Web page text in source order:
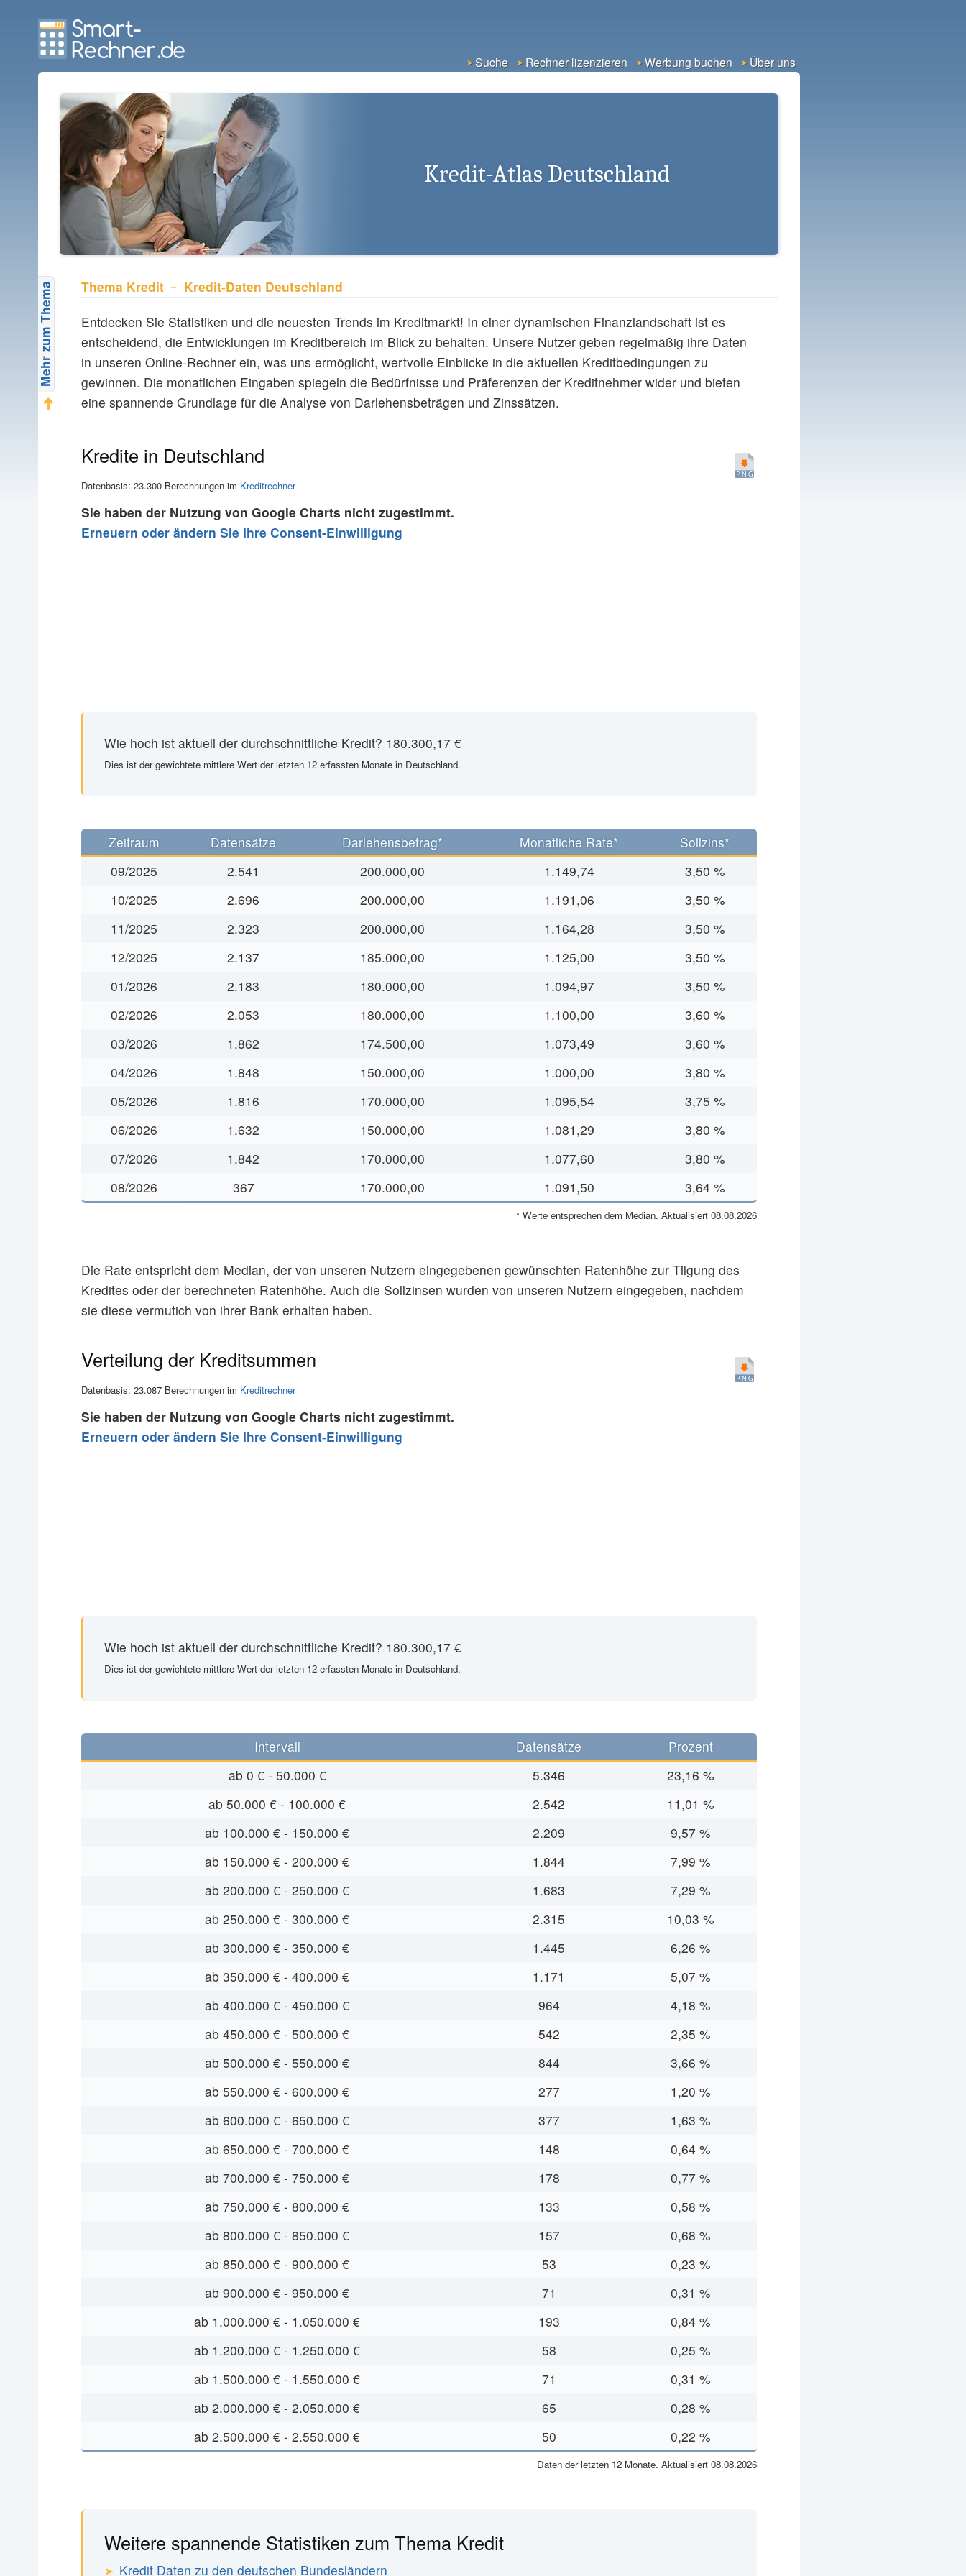
Über uns
Werbung buchen
Rechner lizenzieren
Suche
Mehr zum Thema
Kreditrechner
Beispiel Kredit
Fachliche Beratung
Ratgeber
Tilgungsrechner
Darlehensrechner
Autokreditrechner
Nutzerfragen
Suche
Alle Smart-Rechner
➜
Kredit-Atlas Deutschland
Thema Kredit ﹣ Kredit-Daten Deutschland
Entdecken Sie Statistiken und die neuesten Trends im Kreditmarkt! In einer dynamischen Finanzlandschaft ist es
entscheidend, die Entwicklungen im Kreditbereich im Blick zu behalten. Unsere Nutzer geben regelmäßig ihre Daten
in unseren Online-Rechner ein, was uns ermöglicht, wertvolle Einblicke in die aktuellen Kreditbedingungen zu
gewinnen. Die monatlichen Eingaben spiegeln die Bedürfnisse und Präferenzen der Kreditnehmer wider und bieten
eine spannende Grundlage für die Analyse von Darlehensbeträgen und Zinssätzen.
Kredite in Deutschland
Datenbasis: 23.300 Berechnungen im Kreditrechner
Sie haben der Nutzung von Google Charts nicht zugestimmt.
Erneuern oder ändern Sie Ihre Consent-Einwilligung
Wie hoch ist aktuell der durchschnittliche Kredit? 180.300,17 €
Dies ist der gewichtete mittlere Wert der letzten 12 erfassten Monate in Deutschland.
Zeitraum Datensätze Darlehensbetrag* Monatliche Rate*
Sollzins*
09/2025
2.541 200.000,00 1.149,74
3,50 %
10/2025
2.696 200.000,00 1.191,06
3,50 %
11/2025
2.323 200.000,00 1.164,28
3,50 %
12/2025
2.137 185.000,00 1.125,00
3,50 %
01/2026
2.183 180.000,00 1.094,97
3,50 %
02/2026
2.053 180.000,00 1.100,00
3,60 %
03/2026
1.862 174.500,00 1.073,49
3,60 %
04/2026
1.848 150.000,00 1.000,00
3,80 %
05/2026
1.816 170.000,00 1.095,54
3,75 %
06/2026
1.632 150.000,00 1.081,29
3,80 %
07/2026
1.842 170.000,00 1.077,60
3,80 %
08/2026
367 170.000,00 1.091,50 3,64 %
* Werte entsprechen dem Median. Aktualisiert 08.08.2026
Die Rate entspricht dem Median, der von unseren Nutzern eingegebenen gewünschten Ratenhöhe zur Tilgung des
Kredites oder der berechneten Ratenhöhe. Auch die Sollzinsen wurden von unseren Nutzern eingegeben, nachdem
sie diese vermutich von ihrer Bank erhalten haben.
Verteilung der Kreditsummen
Datenbasis: 23.087 Berechnungen im Kreditrechner
Sie haben der Nutzung von Google Charts nicht zugestimmt.
Erneuern oder ändern Sie Ihre Consent-Einwilligung
Wie hoch ist aktuell der durchschnittliche Kredit? 180.300,17 €
Dies ist der gewichtete mittlere Wert der letzten 12 erfassten Monate in Deutschland.
Intervall Datensätze
Prozent
ab 0 € - 50.000 €
5.346
23,16 %
ab 50.000 € - 100.000 €
2.542
11,01 %
ab 100.000 € - 150.000 €
2.209
9,57 %
ab 150.000 € - 200.000 €
1.844
7,99 %
ab 200.000 € - 250.000 €
1.683
7,29 %
ab 250.000 € - 300.000 €
2.315
10,03 %
ab 300.000 € - 350.000 €
1.445
6,26 %
ab 350.000 € - 400.000 €
1.171
5,07 %
ab 400.000 € - 450.000 €
964
4,18 %
ab 450.000 € - 500.000 €
542
2,35 %
ab 500.000 € - 550.000 €
844
3,66 %
ab 550.000 € - 600.000 €
277
1,20 %
ab 600.000 € - 650.000 €
377
1,63 %
ab 650.000 € - 700.000 €
148
0,64 %
ab 700.000 € - 750.000 €
178
0,77 %
ab 750.000 € - 800.000 €
133
0,58 %
ab 800.000 € - 850.000 €
157
0,68 %
ab 850.000 € - 900.000 €
53
0,23 %
ab 900.000 € - 950.000 €
71
0,31 %
ab 1.000.000 € - 1.050.000 €
193
0,84 %
ab 1.200.000 € - 1.250.000 €
58
0,25 %
ab 1.500.000 € - 1.550.000 €
71
0,31 %
ab 2.000.000 € - 2.050.000 €
65
0,28 %
ab 2.500.000 € - 2.550.000 €
50 0,22 %
Daten der letzten 12 Monate. Aktualisiert 08.08.2026
Weitere spannende Statistiken zum Thema Kredit
Kredit Daten zu den deutschen Bundesländern